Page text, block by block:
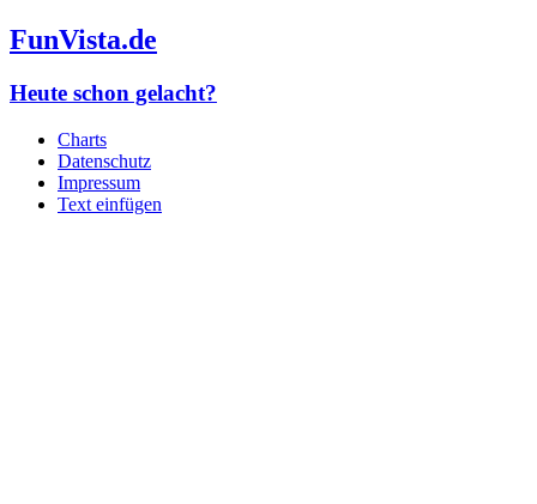
FunVista.de
Heute schon gelacht?
Charts
Datenschutz
Impressum
Text einfügen